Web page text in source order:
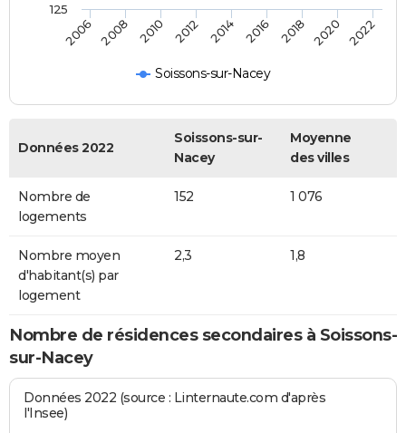
Soissons-sur-Nacey
2006 2008 2010 2012 2014 2016 2018 2020 2022
125
Données 2022
Soissons-sur-
Nacey
Moyenne
des villes
Nombre de
logements
152 1 076
Nombre moyen
d'habitant(s) par
logement
2,3 1,8
Nombre de résidences secondaires à Soissons-
sur-Nacey
Données 2022 (source : Linternaute.com d'après
l'Insee)